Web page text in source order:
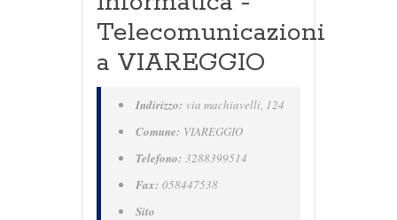
Telecomunicazioni
a VIAREGGIO
Indirizzo: via machiavelli, 124
Comune: VIAREGGIO
Telefono: 3288399514
Fax: 058447538
Sito